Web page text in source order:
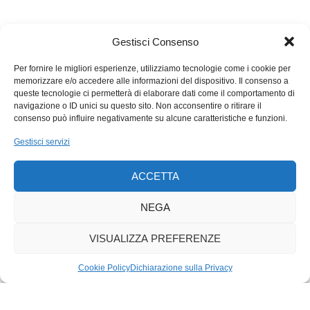
Gestisci Consenso
Per fornire le migliori esperienze, utilizziamo tecnologie come i cookie per
memorizzare e/o accedere alle informazioni del dispositivo. Il consenso a
queste tecnologie ci permetterà di elaborare dati come il comportamento di
navigazione o ID unici su questo sito. Non acconsentire o ritirare il
consenso può influire negativamente su alcune caratteristiche e funzioni.
Gestisci servizi
ACCETTA
NEGA
VISUALIZZA PREFERENZE
Cookie PolicyDichiarazione sulla Privacy
è possibile creare un circolo virtuoso in cui gli investimenti sul
giornalismo di qualità creano un coinvolgimento del pubblico
che a sua volta fa salire i profitti consentendo nuovi
investimenti», ha commentato un entusiasta Mark Thompson,